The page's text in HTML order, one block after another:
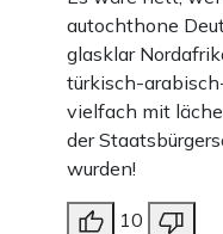
autochthone
glasklar
türkisch-
vielfach mit
der
wurden!
10